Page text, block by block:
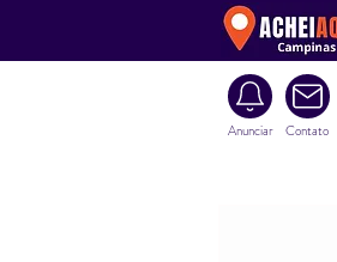
Contato
Anunciar